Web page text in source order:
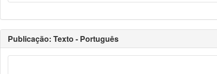
Publicação: Texto - Português